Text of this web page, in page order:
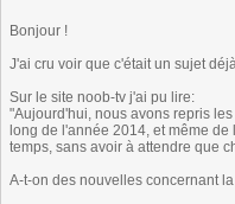
Bonjour !
J'ai cru voir que c'était un sujet
Sur le site noob-tv j'ai pu lire:
"Aujourd'hui, nous avons repris
long de l'année 2014, et même
temps, sans avoir à attendre que
A-t-on des nouvelles concernant